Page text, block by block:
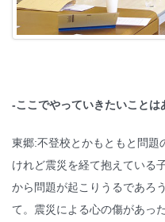
-ここでやっていきたいことは
東郷:不登校とかもともと問題
けれど震災を経て抱えている
から問題が起こりうるであろ
て。震災による心の傷があっ